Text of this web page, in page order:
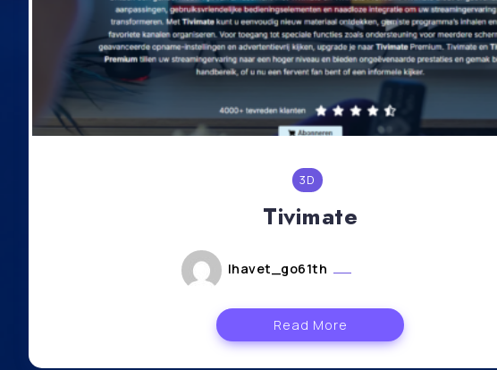
3D
Tivimate
lhavet_go61th
Read More